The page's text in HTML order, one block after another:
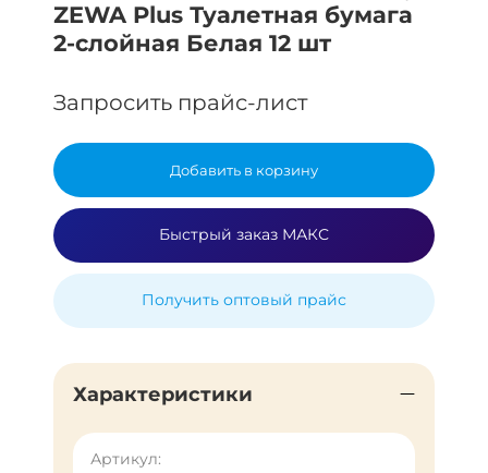
ZEWA Plus Туалетная бумага
2-слойная Белая 12 шт
Запросить прайс-лист
Добавить в корзину
Быстрый заказ МАКС
Получить оптовый прайс
Характеристики
Артикул: